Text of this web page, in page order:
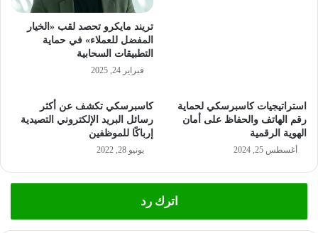
تريند مايكرو تحصد لقب «الخيار
المفضل للعملاء» في حماية
التطبيقات السحابية
فبراير 24, 2025
استراتيجيات كاسبرسكي لحماية
رقم الهاتف والحفاظ على أمان
الهوية الرقمية
أغسطس 25, 2024
كاسبرسكي تكشف عن أكثر
رسائل البريد الإلكتروني التصيدية
إرباكًا للموظفين
يونيو 28, 2022
اترك رد